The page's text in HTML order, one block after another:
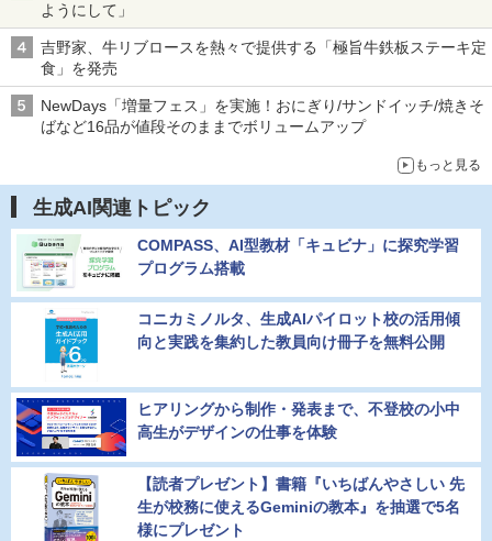
ようにして」
吉野家、牛リブロースを熱々で提供する「極旨牛鉄板ステーキ定
食」を発売
NewDays「増量フェス」を実施！おにぎり/サンドイッチ/焼きそ
ばなど16品が値段そのままでボリュームアップ
もっと見る
生成AI関連トピック
COMPASS、AI型教材「キュビナ」に探究学習
プログラム搭載
コニカミノルタ、生成AIパイロット校の活用傾
向と実践を集約した教員向け冊子を無料公開
ヒアリングから制作・発表まで、不登校の小中
高生がデザインの仕事を体験
【読者プレゼント】書籍『いちばんやさしい 先
生が校務に使えるGeminiの教本』を抽選で5名
様にプレゼント